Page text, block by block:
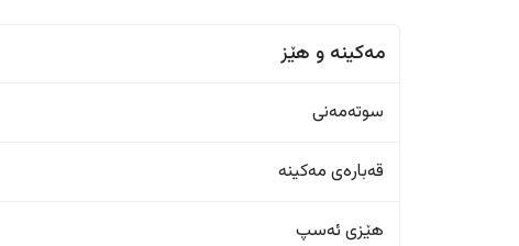
مەکینە و هێز
سوتەمەنی
قەبارەی مەکینە
هێزی ئەسپ